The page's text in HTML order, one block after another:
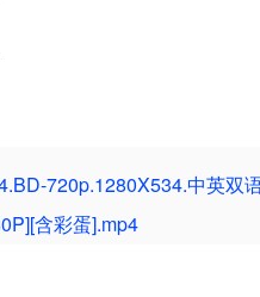
720p.1280X534.中英双
含彩蛋].mp4